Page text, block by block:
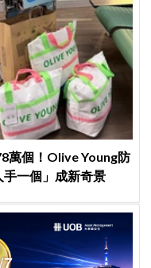
萬個！Olive Young防
一個」成新奇景